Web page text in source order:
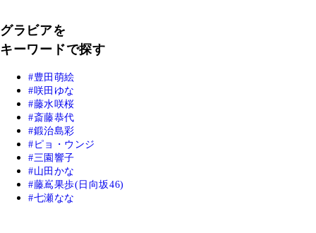
グラビアを
キーワードで探す
豊田萌絵
咲田ゆな
藤水咲桜
斎藤恭代
鍛治島彩
ピョ・ウンジ
三園響子
山田かな
藤嶌果歩(日向坂46)
七瀬なな